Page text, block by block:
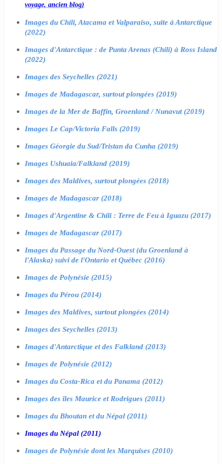
voyage, ancien blog)
Images du Chili, Atacama et Valparaiso, suite à Antarctique
(2022)
Images d'Antarctique : de Punta Arenas (Chili) à Ross Island
(2022)
Images des Seychelles (2021)
Images de Madagascar, surtout plongées (2019)
Images de la Mer de Baffin, Groenland / Nunavut (2019)
Images Le Cap/Victoria Falls (2019)
Images Géorgie du Sud/Tristan da Cunha (2019)
Images Ushuaia/Falkland (2019)
Images des Maldives, surtout plongées (2018)
Images de Madagascar (2018)
Images d'Argentine & Chili : Terre de Feu à Iguazu (2017)
Images de Madagascar (2017)
Images du Passage du Nord-Ouest (du Groenland à
l'Alaska) suivi de l'Ontario et Québec (2016)
Images de Polynésie (2015)
Images du Pérou (2014)
Images des Maldives, surtout plongées (2014)
Images des Seychelles (2013)
Images d'Antarctique et des Falkland (2013)
Images de Polynésie (2012)
Images du Costa-Rica et du Panama (2012)
Images des îles Maurice et Rodrigues (2011)
Images du Bhoutan et du Népal (2011)
Images du Népal (2011)
Images de Polynésie dont les Marquises (2010)